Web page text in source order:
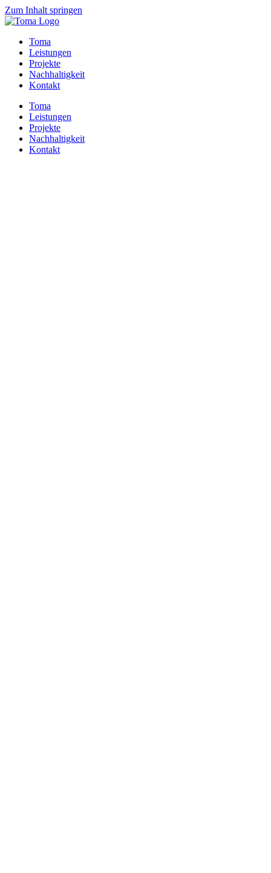
Zum Inhalt springen
Toma
Leistungen
Projekte
Nachhaltigkeit
Kontakt
Toma
Leistungen
Projekte
Nachhaltigkeit
Kontakt